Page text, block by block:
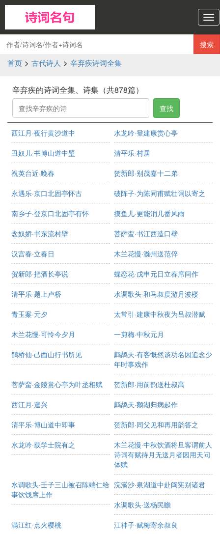
诗
词
名
句
搜索
首页 > 古代诗人 > 辛弃疾诗词全集
辛弃疾的诗词全集、诗集（共878篇）
查找
西江月·夜行黄沙道中 水龙吟·登建康赏心亭
丑奴儿·书博山道中壁 清平乐·村居
祝英台近·晚春 贺新郎·别茂嘉十二弟
永遇乐·京口北固亭怀古 破阵子·为陈同甫赋壮词以寄之
南乡子·登京口北固亭有怀 摸鱼儿·更能消几番风雨
念奴娇·书东流村壁 菩萨蛮·书江西造口壁
汉宫春·立春日 木兰花慢·滁州送范倅
贺新郎·把酒长亭说 蝶恋花·戊申元日立春席间作
清平乐·题上卢桥 水调歌头·和马叔度游月波楼
青玉案·元夕 太常引·建康中秋夜为吕叔潜赋
木兰花慢·可怜今夕月 一剪梅·中秋元月
鹊桥仙·己酉山行书所见
鹧鸪天·有客慨然谈功名因追念少
年时事戏作
菩萨蛮·金陵赏心亭为叶丞相赋 贺新郎·用前韵送杜叔高
西江月·遣兴 鹧鸪天·鹅湖归病起作
清平乐·博山道中即事 贺新郎·同父见和再用韵答之
水龙吟·载学士院有之
木兰花慢·中秋饮酒将旦客谓前人
诗词有赋待月无送月者因用天问
体赋
水调歌头·壬子三山被召陈端仁给
事饮饯席上作
浣溪沙·泉湖道中赴闽宪别诸君
水调歌头·送杨民瞻
满江红·点火樱桃 江神子·赋梅寄余叔良